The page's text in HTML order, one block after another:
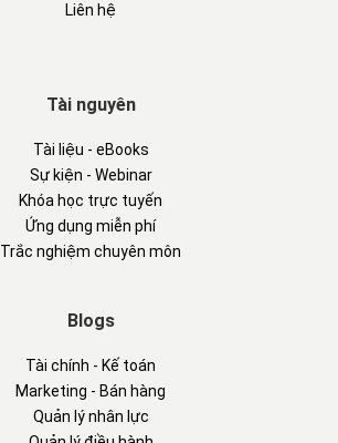
Liên hệ
Tài nguyên
Tài liệu - eBooks
Sự kiện - Webinar
Khóa học trực tuyến
Ứng dụng miễn phí
Trắc nghiệm chuyên môn
Blogs
Tài chính - Kế toán
Marketing - Bán hàng
Quản lý nhân lực